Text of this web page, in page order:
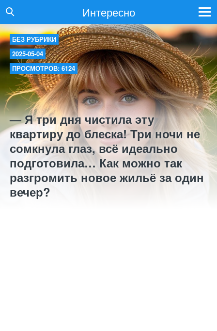
Интересно
БЕЗ РУБРИКИ
2025-05-04
ПРОСМОТРОВ: 6124
— Я три дня чистила эту
квартиру до блеска! Три ночи не
сомкнула глаз, всё идеально
подготовила… Как можно так
разгромить новое жильё за один
вечер?